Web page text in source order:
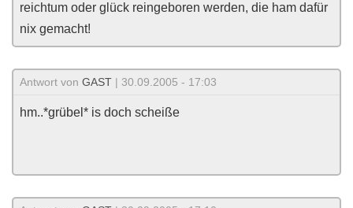
reichtum oder glück reingeboren werden, die ham dafür
nix gemacht!
Antwort von GAST | 30.09.2005 - 17:03
hm..*grübel* is doch scheiße